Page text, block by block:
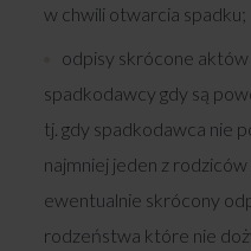
w chwili otwarcia spadku;
odpisy skrócone
spadkodawcy gdy są
tj. gdy spadkodawca nie
najmniej jeden z
ewentualnie skrócony
rodzeństwa które nie